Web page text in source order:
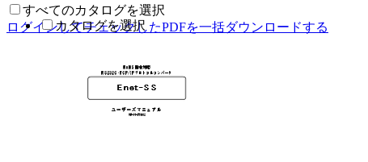
すべてのカタログを選択
ログインしてチェックしたPDFを一括ダウンロードする
カタログを選択